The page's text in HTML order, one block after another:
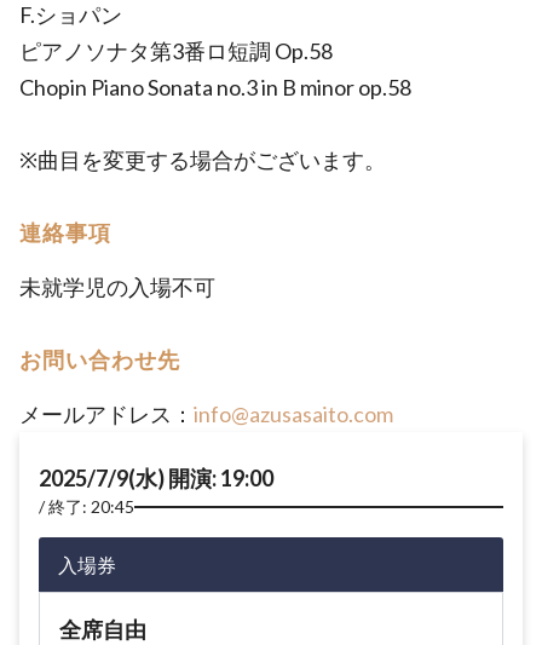
F.ショパン
ピアノソナタ第3番ロ短調 Op.58
Chopin Piano Sonata no.3 in B minor op.58
※曲目を変更する場合がございます。
連絡事項
未就学児の入場不可
お問い合わせ先
メールアドレス： info@azusasaito.com
2025/7/9(水) 開演: 19:00
終了: 20:45
入場券
全席自由